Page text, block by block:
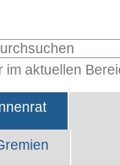
im aktuellen